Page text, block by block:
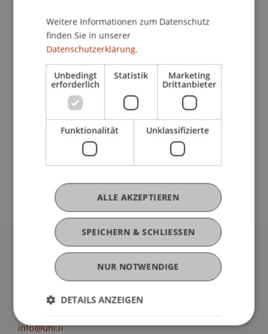
Forschung
Ausbildung
Werdegang
Universität Liechtenstein
Fürst-Franz-Josef-Strasse
9490 Vaduz
Liechtenstein
info@uni.li
Weitere Informationen zum Datenschutz
finden Sie in unserer
Datenschutzerklärung.
Unbedingt
erforderlich
Statistik Marketing
Drittanbieter
Funktionalität Unklassifizierte
SPEICHERN & SCHLIESSEN
ALLE AKZEPTIEREN
NUR NOTWENDIGE
DETAILS ANZEIGEN